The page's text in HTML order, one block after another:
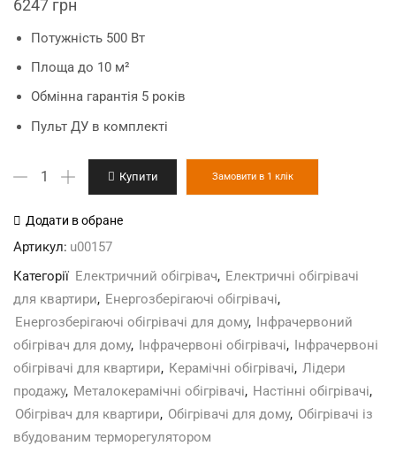
6247 грн
Потужність 500 Вт
Площа до 10 м²
Обмінна гарантія 5 років
Пульт ДУ в комплекті
UDEN-
"універсал"
з
(вбудований)
кількість
Купити Замовити в 1 клік
Додати в обране
Артикул: u00157
Категорії Електричний обігрівач, Електричні обігрівачі
для квартири, Енергозберігаючі обігрівачі,
Енергозберігаючі обігрівачі для дому, Інфрачервоний
обігрівач для дому, Інфрачервоні обігрівачі, Інфрачервоні
обігрівачі для квартири, Керамічні обігрівачі, Лідери
продажу, Металокерамічні обігрівачі, Настінні обігрівачі,
Обігрівач для квартири, Обігрівачі для дому, Обігрівачі із
вбудованим терморегулятором